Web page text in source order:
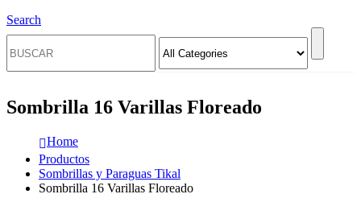
Search
Sombrilla 16 Varillas Floreado
Home
Productos
Sombrillas y Paraguas Tikal
Sombrilla 16 Varillas Floreado